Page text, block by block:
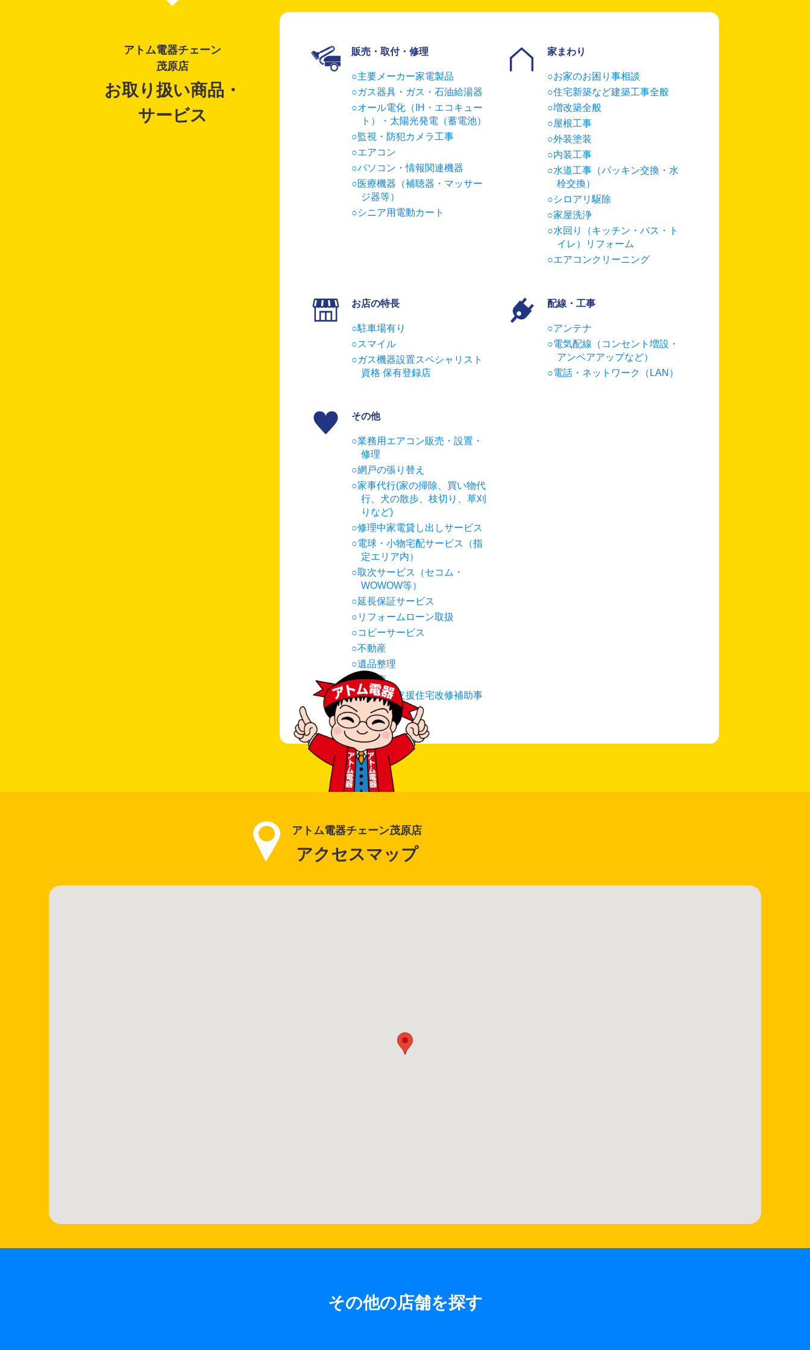
アトム電器チェーン
茂原店
お取り扱い商品・
サービス
販売・取付・修理
主要メーカー家電製品
ガス器具・ガス・石油給湯器
オール電化（IH・エコキュー
ト）・太陽光発電（蓄電池）
監視・防犯カメラ工事
エアコン
パソコン・情報関連機器
医療機器（補聴器・マッサー
ジ器等）
シニア用電動カート
家まわり
お家のお困り事相談
住宅新築など建築工事全般
増改築全般
屋根工事
外装塗装
内装工事
水道工事（パッキン交換・水
栓交換）
シロアリ駆除
家屋洗浄
水回り（キッチン・バス・ト
イレ）リフォーム
エアコンクリーニング
お店の特長
駐車場有り
スマイル
ガス機器設置スペシャリスト
資格 保有登録店
配線・工事
アンテナ
電気配線（コンセント増設・
アンペアアップなど）
電話・ネットワーク（LAN）
その他
業務用エアコン販売・設置・
修理
網戸の張り替え
家事代行(家の掃除、買い物代
行、犬の散歩、枝切り、草刈
りなど)
修理中家電貸し出しサービス
電球・小物宅配サービス（指
定エリア内）
取次サービス（セコム・
WOWOW等）
延長保証サービス
リフォームローン取扱
コピーサービス
不動産
遺品整理
古物商
在宅介護支援住宅改修補助事
業申請代行
アトム電器チェーン茂原店
アクセスマップ
その他の店舗を探す